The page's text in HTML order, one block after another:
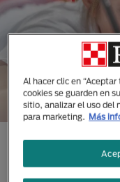
Al hacer clic en
cookies se guarden en
sitio, analizar el uso del
para marketing. Más